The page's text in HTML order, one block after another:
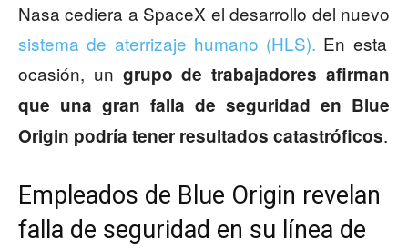
Nasa cediera a SpaceX el desarrollo del nuevo
sistema de aterrizaje humano (HLS). En esta
ocasión, un grupo de trabajadores afirman
que una gran falla de seguridad en Blue
Origin podría tener resultados catastróficos.
Empleados de Blue Origin revelan
falla de seguridad en su línea de